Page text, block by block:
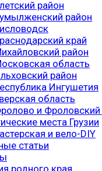
район
район
край
район
область
район
Ингушетия
область
и Фроловский
места Грузии
и вело-DIY
статьи
родного края